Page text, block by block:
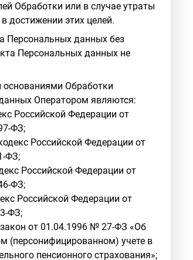
Обработки или в случае утраты
достижении этих целей.
Персональных данных без
Персональных данных не
Обработки
Оператором являются:
Российской Федерации от
ФЗ;
Российской Федерации от
ФЗ;
Российской Федерации от
ФЗ;
Российской Федерации от
ФЗ;
от 01.04.1996 № 27-ФЗ «Об
(персонифицированном) учете в
пенсионного страхования»;